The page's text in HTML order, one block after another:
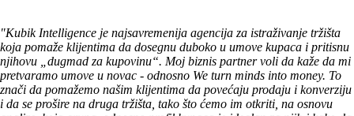
"Kubik Intelligence je najsavremenija agencija za istraživanje tržišta
koja pomaže klijentima da dosegnu duboko u umove kupaca i pritisnu
njihovu „dugmad za kupovinu“. Moj biznis partner voli da kaže da mi
pretvaramo umove u novac - odnosno We turn minds into money. To
znači da pomažemo našim klijentima da povećaju prodaju i konverziju
i da se prošire na druga tržišta, tako što ćemo im otkriti, na osnovu